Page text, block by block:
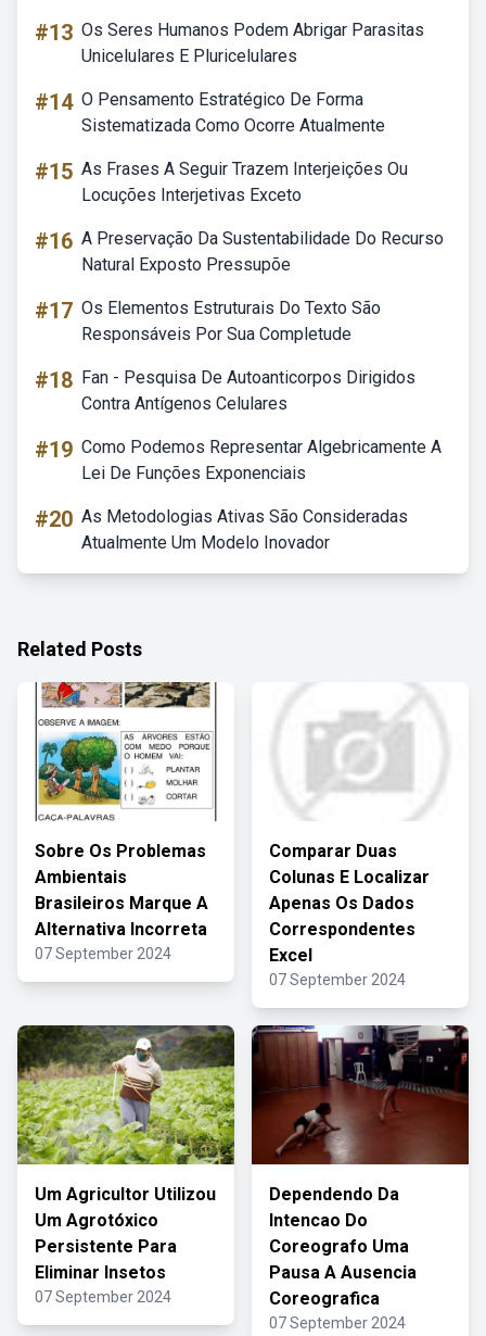
#13 Os Seres Humanos Podem Abrigar Parasitas
Unicelulares E Pluricelulares
#14 O Pensamento Estratégico De Forma
Sistematizada Como Ocorre Atualmente
#15 As Frases A Seguir Trazem Interjeições Ou
Locuções Interjetivas Exceto
#16 A Preservação Da Sustentabilidade Do Recurso
Natural Exposto Pressupõe
#17 Os Elementos Estruturais Do Texto São
Responsáveis Por Sua Completude
#18 Fan - Pesquisa De Autoanticorpos Dirigidos
Contra Antígenos Celulares
#19 Como Podemos Representar Algebricamente A
Lei De Funções Exponenciais
#20 As Metodologias Ativas São Consideradas
Atualmente Um Modelo Inovador
Related Posts
Sobre Os Problemas
Ambientais
Brasileiros Marque A
Alternativa Incorreta
07 September 2024
Comparar Duas
Colunas E Localizar
Apenas Os Dados
Correspondentes
Excel
07 September 2024
Um Agricultor Utilizou
Um Agrotóxico
Persistente Para
Eliminar Insetos
07 September 2024
Dependendo Da
Intencao Do
Coreografo Uma
Pausa A Ausencia
Coreografica
07 September 2024